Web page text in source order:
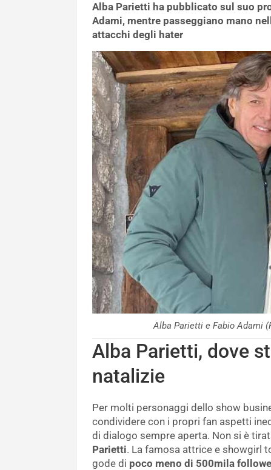
Alba Parietti ha pubblicato sul suo
Adami, mentre passeggiano mano
attacchi degli hater
Alba Parietti e Fabio Adami
Alba Parietti, dove
natalizie
Per molti personaggi dello show
condividere con i propri fan aspetti
di dialogo sempre aperta. Non si è
Parietti. La famosa attrice e showgirl
gode di poco meno di 500mila